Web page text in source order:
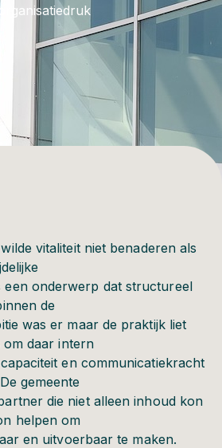
vitaliteit niet benaderen als
een onderwerp dat structureel
de
was er maar de praktijk liet
om daar intern
en communicatiekracht
gemeente
die niet alleen inhoud kon
helpen om
en uitvoerbaar te maken.